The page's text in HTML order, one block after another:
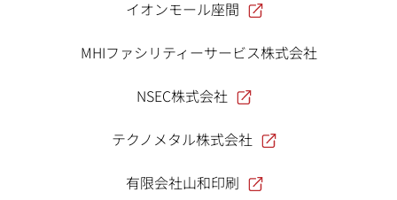
イオンモール座間
MHIファシリティーサービス株式会社
NSEC株式会社
テクノメタル株式会社
有限会社山和印刷